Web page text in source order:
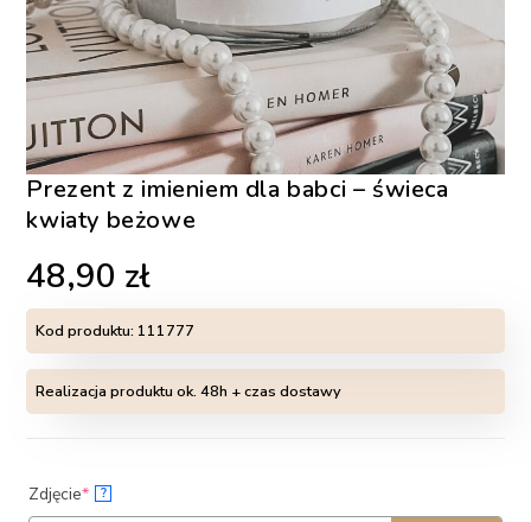
Prezent z imieniem dla babci – świeca
kwiaty beżowe
48,90 zł
Kod produktu: 111777
Realizacja produktu ok. 48h + czas dostawy
Zdjęcie*(required)
?